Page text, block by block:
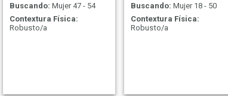
Buscando: Mujer 47 - 54
Contextura Física:
Robusto/a
Buscando: Mujer 18 - 50
Contextura Física:
Robusto/a